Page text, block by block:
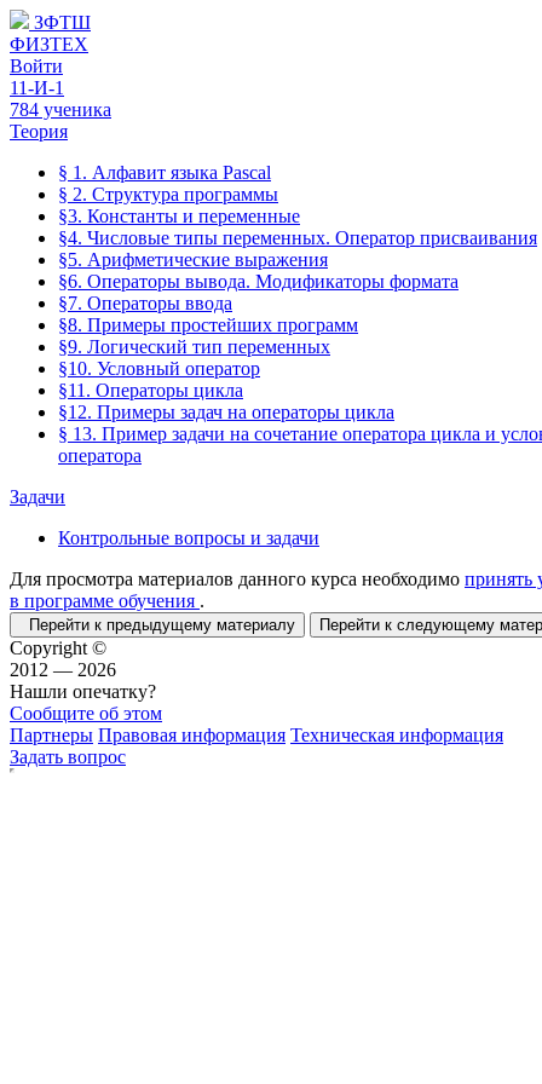
ЗФТШ
ФИЗТЕХ
Войти
11-И-1
784 ученика
Теория
§ 1. Алфавит языка Pascal
§ 2. Структура программы
§3. Константы и переменные
§4. Числовые типы переменных. Оператор присваивания
§5. Арифметические выражения
§6. Операторы вывода. Модификаторы формата
§7. Операторы ввода
§8. Примеры простейших программ
§9. Логический тип переменных
§10. Условный оператор
§11. Операторы цикла
§12. Примеры задач на операторы цикла
§ 13. Пример задачи на сочетание оператора цикла и
оператора
Задачи
Контрольные вопросы и задачи
Для просмотра материалов данного курса необходимо принять
в программе обучения .
Перейти к предыдущему материалу Перейти к следующему
Copyright ©
2012 — 2026
Нашли опечатку?
Сообщите об этом
Партнеры Правовая информация Техническая информация
Задать вопрос